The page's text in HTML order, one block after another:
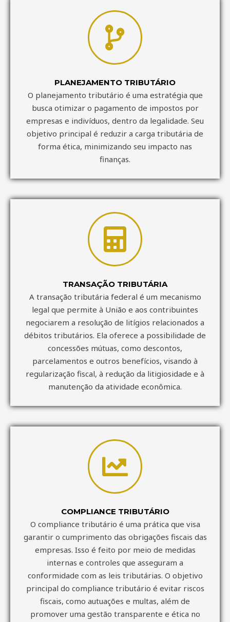
PLANEJAMENTO TRIBUTÁRIO
O planejamento tributário é uma estratégia que
busca otimizar o pagamento de impostos por
empresas e indivíduos, dentro da legalidade. Seu
objetivo principal é reduzir a carga tributária de
forma ética, minimizando seu impacto nas
finanças.
TRANSAÇÃO TRIBUTÁRIA
A transação tributária federal é um mecanismo
legal que permite à União e aos contribuintes
negociarem a resolução de litígios relacionados a
débitos tributários. Ela oferece a possibilidade de
concessões mútuas, como descontos,
parcelamentos e outros benefícios, visando à
regularização fiscal, à redução da litigiosidade e à
manutenção da atividade econômica.
COMPLIANCE TRIBUTÁRIO
O compliance tributário é uma prática que visa
garantir o cumprimento das obrigações fiscais das
empresas. Isso é feito por meio de medidas
internas e controles que asseguram a
conformidade com as leis tributárias. O objetivo
principal do compliance tributário é evitar riscos
fiscais, como autuações e multas, além de
promover uma gestão transparente e ética no